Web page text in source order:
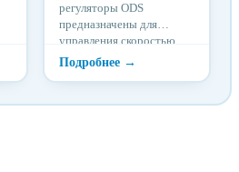
регуляторы ODS
предназначены для
управления скоростью
вращения
электродвигателей
посредством изменения